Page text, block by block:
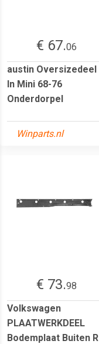
€ 67.06
austin Oversizedeel
In Mini 68-76
Onderdorpel
Winparts.nl
€ 73.98
Volkswagen
PLAATWERKDEEL
Bodemplaat Buiten R